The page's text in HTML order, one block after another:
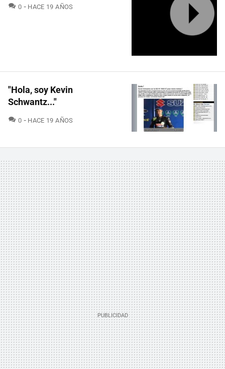
0 COMENTARIOS
HACE 19 AÑOS
"Hola, soy Kevin
Schwantz..."
0 COMENTARIOS
HACE 19 AÑOS